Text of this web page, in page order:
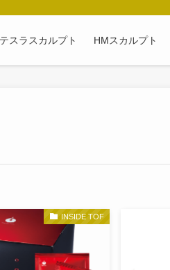
スラスカルプト HMスカルプト
INSIDE TOF